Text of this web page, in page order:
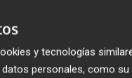
Peter Lim, se
de Singapur -al
-0,06 euros-, lo que
dejado un 63%. O lo
y tecnologías
personales, como su